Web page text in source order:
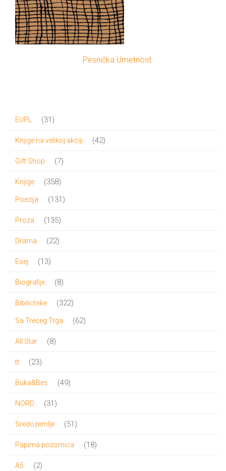
Pesnička Umetnost
EUPL 31 31
Knjige na velikoj akciji 4242
Gift Shop 77
Knjige 358358
proizvoda
Poezija 131 131
Proza 135135
Drama 2222
Esej 1313
Biografije 88
Bibilioteke 322322
proizvoda
Sa Treceg Trga 6262
All Star 88
tt 2323
Buka&Bes 4949
NORD 31 31
Sredozemlje 51 51
Papirna pozornica 1818
A5 22